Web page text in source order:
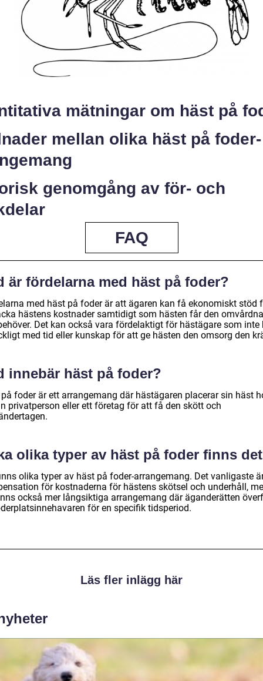
mätningar om häst på
mellan olika häst på foder-
genomgång av för- och
FAQ
är fördelarna med häst på foder?
med häst på foder är att ägaren kan få ekonomiskt stöd
hästens kostnader samtidigt som hästen får den
Det kan också vara fördelaktigt för hästägare som inte
med tid eller kunskap för att ge hästen den omsorg den
innebär häst på foder?
foder är ett arrangemang där hästägaren placerar sin häst
privatperson eller ett företag för att få den skött och
olika typer av häst på foder finns
olika typer av häst på foder-arrangemang. Det vanligaste
för kostnaderna för hästens skötsel och underhåll,
också mer långsiktiga arrangemang där äganderätten
för en specifik tidsperiod.
Läs fler inlägg här